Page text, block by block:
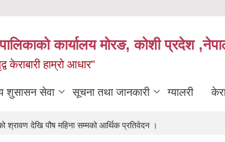
कार्यालय मोरङ, कोशी प्रदेश
केराबारी हाम्रो आधार"
शुसासन सेवा सूचना तथा जानकारी ग्यालरी
देखि पौष महिना सम्मको आर्थिक प्रतिवेदन ।